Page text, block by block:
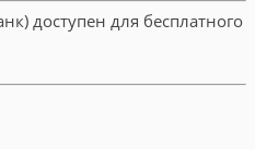
доступен для бесплатного